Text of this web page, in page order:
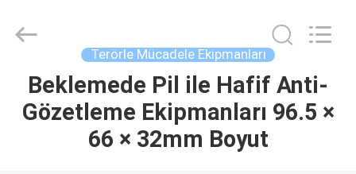
Century Holding Co.,Ltd.
Terörle Mücadele Ekipmanları
Beklemede Pil ile Hafif Anti-
Gözetleme Ekipmanları 96.5 ×
66 × 32mm Boyut